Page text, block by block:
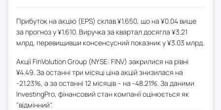
Прибуток на акцію (EPS) склав ¥1.650, що на ¥0.04 вище
за прогноз у ¥1.610. Виручка за квартал досягла ¥3.21
млрд, перевищивши консенсусний показник у ¥3.03 млрд.
Акції FinVolution Group (NYSE: FINV) закрилися на рівні
¥4.49. За останні три місяці ціна акцій знизилася на
-21.23%, а за останні 12 місяців – на -48.21%. За даними
InvestingPro, фінансовий стан компанії оцінюється як
"відмінний".